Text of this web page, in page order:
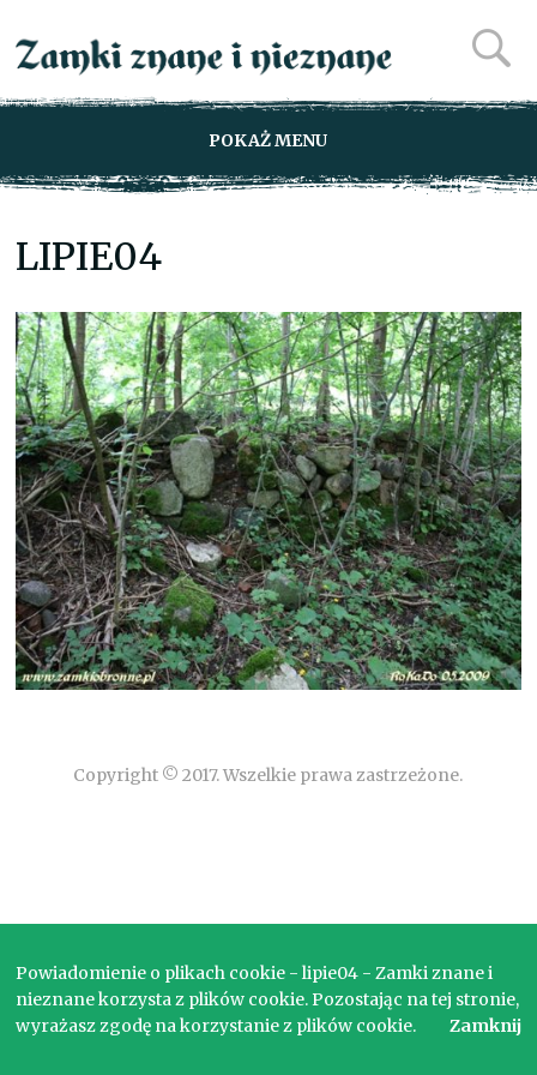
POKAŻ MENU
LIPIE04
Copyright © 2017. Wszelkie prawa zastrzeżone.
Powiadomienie o plikach cookie - lipie04 - Zamki znane i
nieznane korzysta z plików cookie. Pozostając na tej stronie,
wyrażasz zgodę na korzystanie z plików cookie.
Zamknij